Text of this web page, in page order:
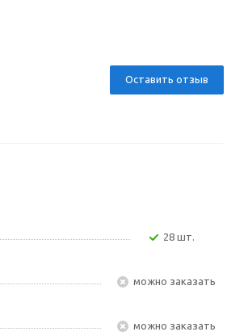
Оставить отзыв
28 шт.
Можно заказать
Можно заказать